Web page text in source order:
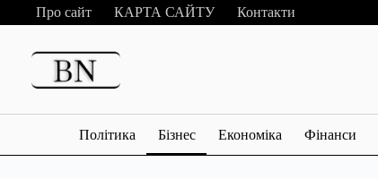
Перейти
до
Про сайт КАРТА САЙТУ Контакти
Політика Бізнес Економіка Фінанси